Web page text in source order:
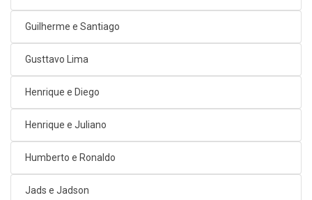
Guilherme e Santiago
Gusttavo Lima
Henrique e Diego
Henrique e Juliano
Humberto e Ronaldo
Jads e Jadson